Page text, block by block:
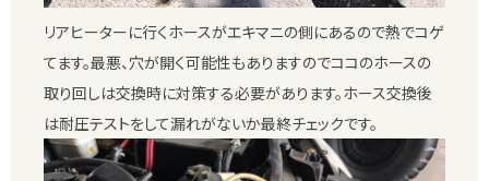
リアヒーターに行くホースがエキマニの側にあるので熱でコゲ
てます。最悪、穴が開く可能性もありますのでココのホースの
取り回しは交換時に対策する必要があります。ホース交換後
は耐圧テストをして漏れがないか最終チェックです。